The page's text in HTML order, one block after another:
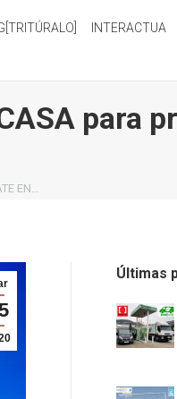
INTERACTUA
para
EN…
Últimas